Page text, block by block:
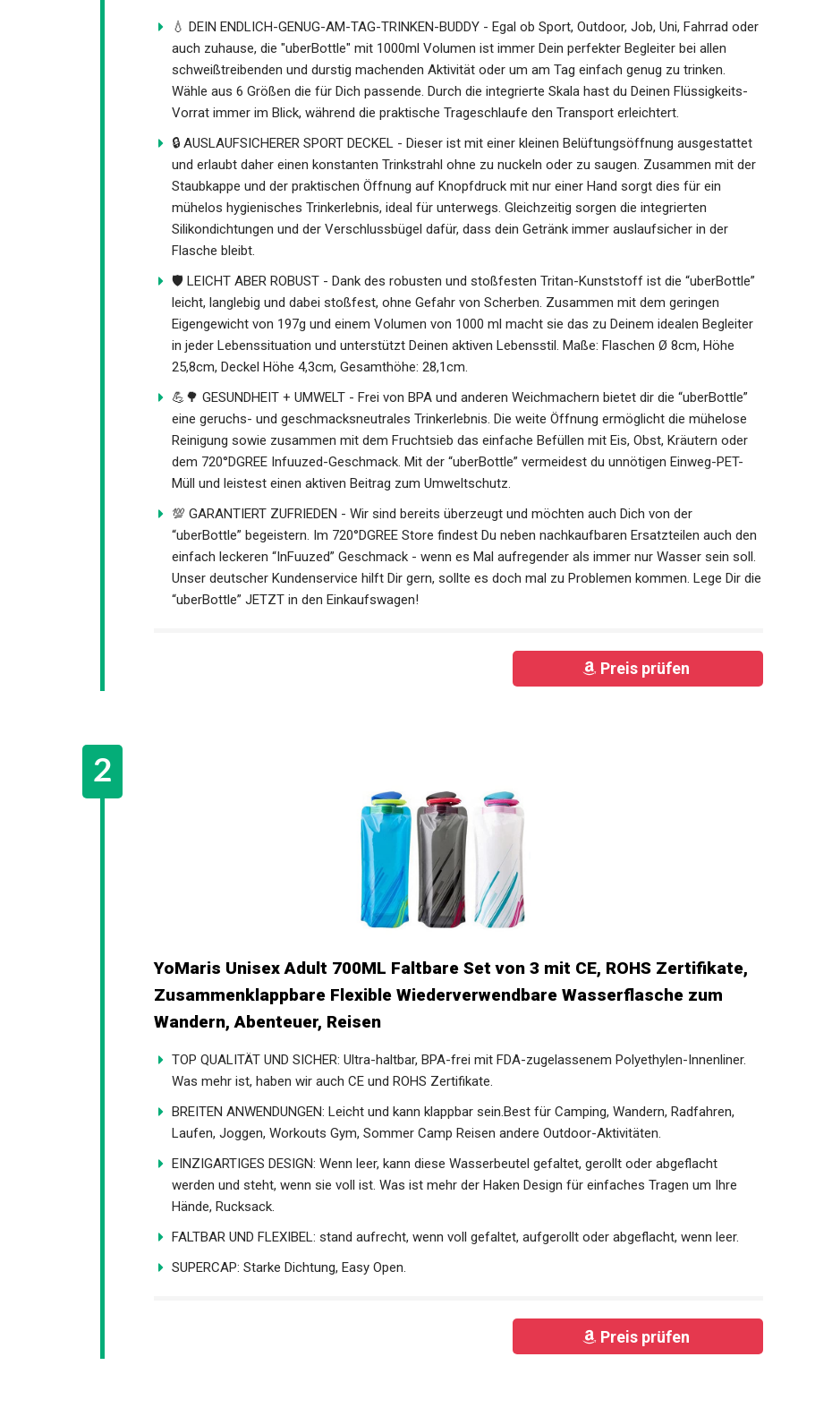
💧 DEIN ENDLICH-GENUG-AM-TAG-TRINKEN-BUDDY - Egal ob Sport, Outdoor, Job, Uni, Fahrrad oder
auch zuhause, die "uberBottle" mit 1000ml Volumen ist immer Dein perfekter Begleiter bei allen
schweißtreibenden und durstig machenden Aktivität oder um am Tag einfach genug zu trinken.
Wähle aus 6 Größen die für Dich passende. Durch die integrierte Skala hast du Deinen Flüssigkeits-
Vorrat immer im Blick, während die praktische Trageschlaufe den Transport erleichtert.
🔒 AUSLAUFSICHERER SPORT DECKEL - Dieser ist mit einer kleinen Belüftungsöffnung ausgestattet
und erlaubt daher einen konstanten Trinkstrahl ohne zu nuckeln oder zu saugen. Zusammen mit der
Staubkappe und der praktischen Öffnung auf Knopfdruck mit nur einer Hand sorgt dies für ein
mühelos hygienisches Trinkerlebnis, ideal für unterwegs. Gleichzeitig sorgen die integrierten
Silikondichtungen und der Verschlussbügel dafür, dass dein Getränk immer auslaufsicher in der
Flasche bleibt.
🛡️ LEICHT ABER ROBUST - Dank des robusten und stoßfesten Tritan-Kunststoff ist die “uberBottle”
leicht, langlebig und dabei stoßfest, ohne Gefahr von Scherben. Zusammen mit dem geringen
Eigengewicht von 197g und einem Volumen von 1000 ml macht sie das zu Deinem idealen Begleiter
in jeder Lebenssituation und unterstützt Deinen aktiven Lebensstil. Maße: Flaschen Ø 8cm, Höhe
25,8cm, Deckel Höhe 4,3cm, Gesamthöhe: 28,1cm.
💪🌳 GESUNDHEIT + UMWELT - Frei von BPA und anderen Weichmachern bietet dir die “uberBottle”
eine geruchs- und geschmacksneutrales Trinkerlebnis. Die weite Öffnung ermöglicht die mühelose
Reinigung sowie zusammen mit dem Fruchtsieb das einfache Befüllen mit Eis, Obst, Kräutern oder
dem 720°DGREE Infuuzed-Geschmack. Mit der “uberBottle” vermeidest du unnötigen Einweg-PET-
Müll und leistest einen aktiven Beitrag zum Umweltschutz.
💯 GARANTIERT ZUFRIEDEN - Wir sind bereits überzeugt und möchten auch Dich von der
“uberBottle” begeistern. Im 720°DGREE Store findest Du neben nachkaufbaren Ersatzteilen auch den
einfach leckeren “InFuuzed” Geschmack - wenn es Mal aufregender als immer nur Wasser sein soll.
Unser deutscher Kundenservice hilft Dir gern, sollte es doch mal zu Problemen kommen. Lege Dir die
“uberBottle” JETZT in den Einkaufswagen!
Preis prüfen
YoMaris Unisex Adult 700ML Faltbare Set von 3 mit CE, ROHS Zertifikate,
Zusammenklappbare Flexible Wiederverwendbare Wasserflasche zum
Wandern, Abenteuer, Reisen
TOP QUALITÄT UND SICHER: Ultra-haltbar, BPA-frei mit FDA-zugelassenem Polyethylen-Innenliner.
Was mehr ist, haben wir auch CE und ROHS Zertifikate.
BREITEN ANWENDUNGEN: Leicht und kann klappbar sein.Best für Camping, Wandern, Radfahren,
Laufen, Joggen, Workouts Gym, Sommer Camp Reisen andere Outdoor-Aktivitäten.
EINZIGARTIGES DESIGN: Wenn leer, kann diese Wasserbeutel gefaltet, gerollt oder abgeflacht
werden und steht, wenn sie voll ist. Was ist mehr der Haken Design für einfaches Tragen um Ihre
Hände, Rucksack.
FALTBAR UND FLEXIBEL: stand aufrecht, wenn voll gefaltet, aufgerollt oder abgeflacht, wenn leer.
SUPERCAP: Starke Dichtung, Easy Open.
Preis prüfen